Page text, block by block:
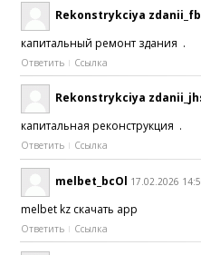
Rekonstrykciya
капитальный ремонт здания .
Ответить Ссылка
Rekonstrykciya
капитальная реконструкция .
Ответить Ссылка
melbet_bcOl 17.02.2026
melbet kz скачать app
Ответить Ссылка